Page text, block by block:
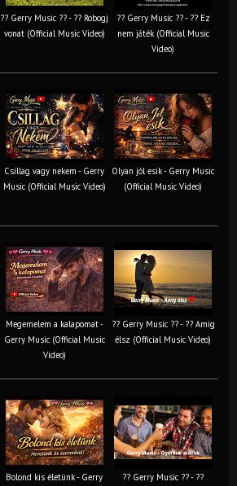
?? Gerry Music ?? - ?? Robogj
vonat (Official Music Video)
?? Gerry Music ?? - ?? Ez
nem játék (Official Music
Video)
Csillag vagy nekem - Gerry
Music (Official Music Video)
Olyan jól esik - Gerry Music
(Official Music Video)
Megemelem a kalapomat -
Gerry Music (Official Music
Video)
?? Gerry Music ?? - ?? Amíg
élsz (Official Music Video)
Bolond kis életünk - Gerry
?? Gerry Music ?? - ??